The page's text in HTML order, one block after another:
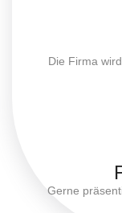
Die Firma
Gerne